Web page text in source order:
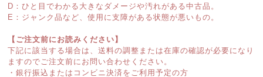
D：ひと目でわかる大きなダメージや汚れがある中古品。
E：ジャンク品など、使用に支障がある状態が悪いもの。
【ご注文前にお読みください】
下記に該当する場合は、送料の調整または在庫の確認が必要になり
ますのでご注文前にお問い合わせください。
・銀行振込またはコンビニ決済をご利用予定の方